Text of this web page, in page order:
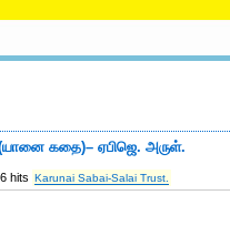
கதை)– ஏபிஜெ. அருள்.
hits Karunai Sabai-Salai Trust.